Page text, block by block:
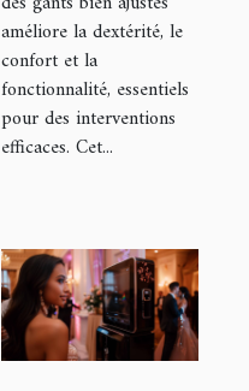
améliore la dextérité, le
confort et la
fonctionnalité, essentiels
pour des interventions
efficaces. Cet...